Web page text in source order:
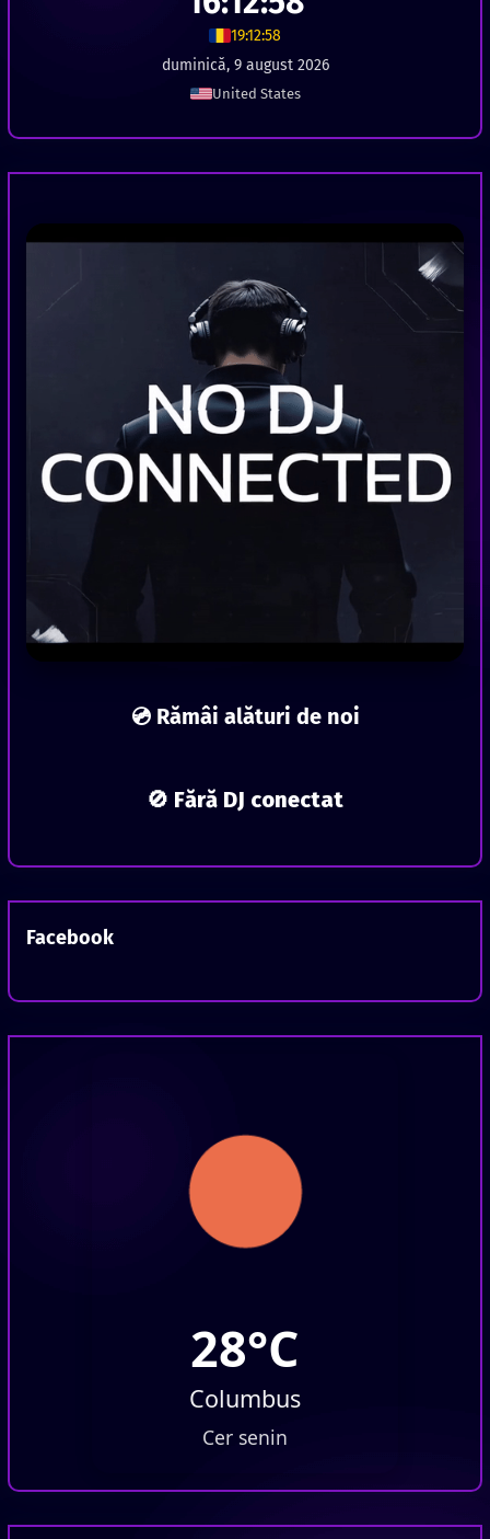
19:12:59
duminică, 9 august 2026
United States
💿 Rămâi alături de noi
🚫 Fără DJ conectat
Facebook
28°C
Columbus
Cer senin